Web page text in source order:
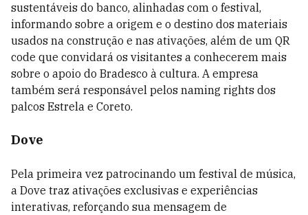
sustentáveis do banco, alinhadas com o festival,
informando sobre a origem e o destino dos materiais
usados na construção e nas ativações, além de um QR
code que convidará os visitantes a conhecerem mais
sobre o apoio do Bradesco à cultura. A empresa
também será responsável pelos naming rights dos
palcos Estrela e Coreto.
Dove
Pela primeira vez patrocinando um festival de música,
a Dove traz ativações exclusivas e experiências
interativas, reforçando sua mensagem de